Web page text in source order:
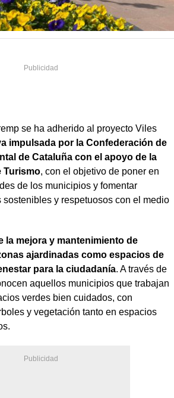
se ha adherido al proyecto Viles
impulsada por la Confederación de
de Cataluña con el apoyo de la
Turismo, con el objetivo de poner en
de los municipios y fomentar
sostenibles y respetuosos con el medio
la mejora y mantenimiento de
ajardinadas como espacios de
para la ciudadanía. A través de
aquellos municipios que trabajan
verdes bien cuidados, con
y vegetación tanto en espacios